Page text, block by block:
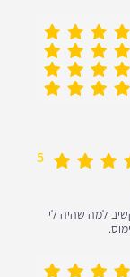
5
למה שהיה לי